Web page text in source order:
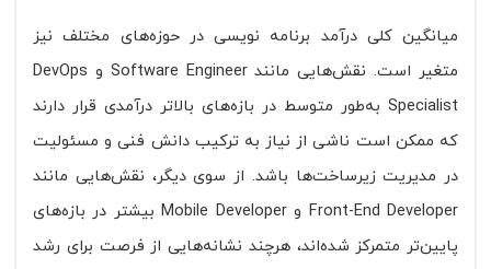
میانگین کلی درآمد برنامه نویسی در حوزه‌های مختلف نیز
متغیر است. نقش‌هایی مانند Software Engineer و DevOps
Specialist به‌طور متوسط در بازه‌های بالاتر درآمدی قرار دارند
که ممکن است ناشی از نیاز به ترکیب دانش فنی و مسئولیت
در مدیریت زیرساخت‌ها باشد. از سوی دیگر، نقش‌هایی مانند
Front-End Developer و Mobile Developer بیشتر در بازه‌های
پایین‌تر متمرکز شده‌اند، هرچند نشانه‌هایی از فرصت برای رشد